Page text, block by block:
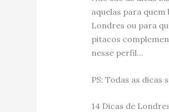
aquelas para quem
Londres ou para
pitacos
nesse perfil…
PS: Todas as dicas
14 Dicas de